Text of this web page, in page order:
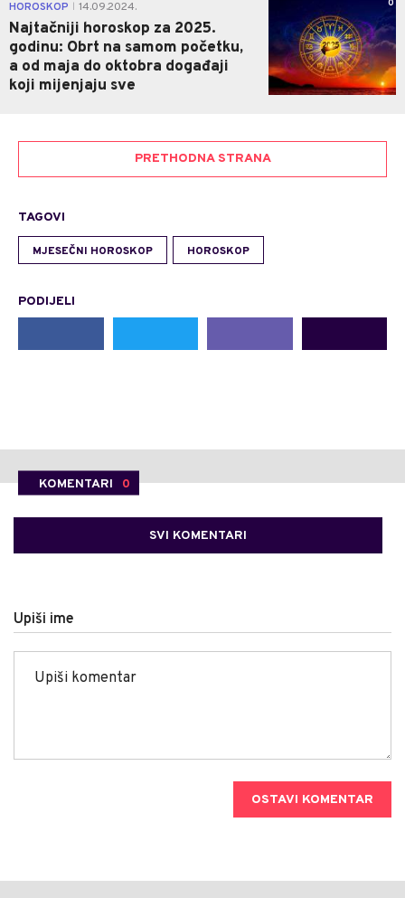
HOROSKOP 14.09.2024.
Najtačniji horoskop za 2025.
godinu: Obrt na samom početku,
a od maja do oktobra događaji
koji mijenjaju sve
0
PRETHODNA STRANA
TAGOVI
MJESEČNI HOROSKOP HOROSKOP
PODIJELI
KOMENTARI 0
SVI KOMENTARI
Upiši ime
OSTAVI KOMENTAR